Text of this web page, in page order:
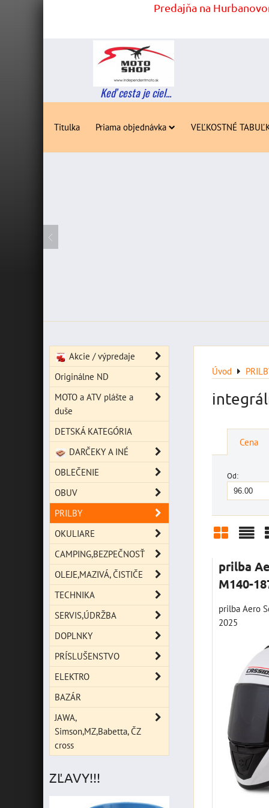
Predajňa na
Keď cesta je ciel...
Titulka Priama objednávka VEĽKOSTNÉ
Úvod
Cena
Od:
Mriežka
prilba
M140-
prilba Aero
2025
Akcie / výpredaje
Originálne ND
MOTO a ATV plášte a
duše
DETSKÁ KATEGÓRIA
DARČEKY A INÉ
OBLEČENIE
OBUV
PRILBY
OKULIARE
CAMPING,BEZPEČNOSŤ
OLEJE,MAZIVÁ, ČISTIČE
TECHNIKA
SERVIS,ÚDRŽBA
DOPLNKY
PRÍSLUŠENSTVO
ELEKTRO
BAZÁR
JAWA,
Simson,MZ,Babetta, ČZ
cross
ZĽAVY!!!